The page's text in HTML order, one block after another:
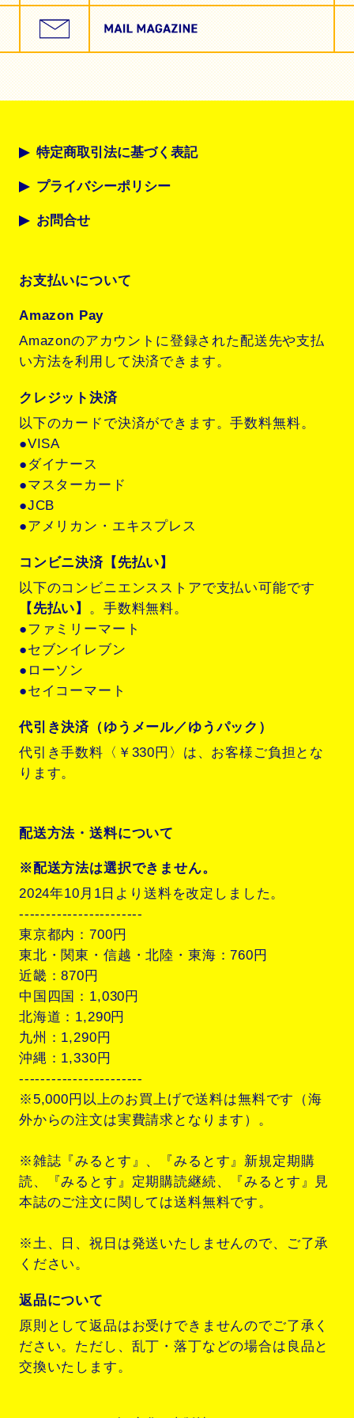
特定商取引法に基づく表記
プライバシーポリシー
お問合せ
お支払いについて
Amazon Pay
Amazonのアカウントに登録された配送先や支払
い方法を利用して決済できます。
クレジット決済
以下のカードで決済ができます。手数料無料。
●VISA
●ダイナース
●マスターカード
●JCB
●アメリカン・エキスプレス
コンビニ決済【先払い】
以下のコンビニエンスストアで支払い可能です
【先払い】 。手数料無料。
●ファミリーマート
●セブンイレブン
●ローソン
●セイコーマート
代引き決済（ゆうメール／ゆうパック）
代引き手数料〈￥330円〉は、お客様ご負担とな
ります。
配送方法・送料について
※配送方法は選択できません。
2024年10月1日より送料を改定しました。
-----------------------
東京都内：700円
東北・関東・信越・北陸・東海：760円
近畿：870円
中国四国：1,030円
北海道：1,290円
九州：1,290円
沖縄：1,330円
-----------------------
※5,000円以上のお買上げで送料は無料です（海
外からの注文は実費請求となります）。
※雑誌『みるとす』、『みるとす』新規定期購
読、『みるとす』定期購読継続、『みるとす』見
本誌のご注文に関しては送料無料です。
※土、日、祝日は発送いたしませんので、ご了承
ください。
返品について
原則として返品はお受けできませんのでご了承く
ださい。ただし、乱丁・落丁などの場合は良品と
交換いたします。